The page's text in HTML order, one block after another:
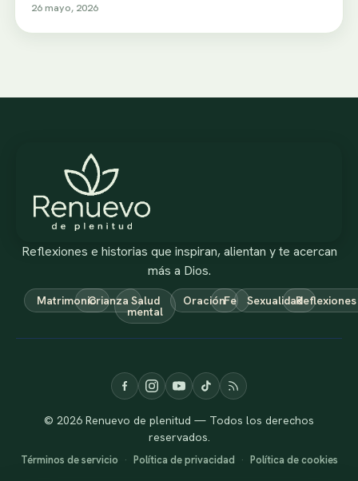
26 mayo, 2026
Reflexiones e historias que inspiran, alientan y te acercan
más a Dios.
MatrimonioCrianza Salud
mental
OraciónFe SexualidadReflexiones
© 2026 Renuevo de plenitud — Todos los derechos
reservados.
Términos de servicio · Política de privacidad · Política de cookies